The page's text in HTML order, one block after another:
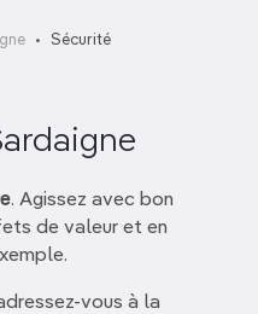
Sécurité
. Agissez avec bon
de valeur et en
vous à la